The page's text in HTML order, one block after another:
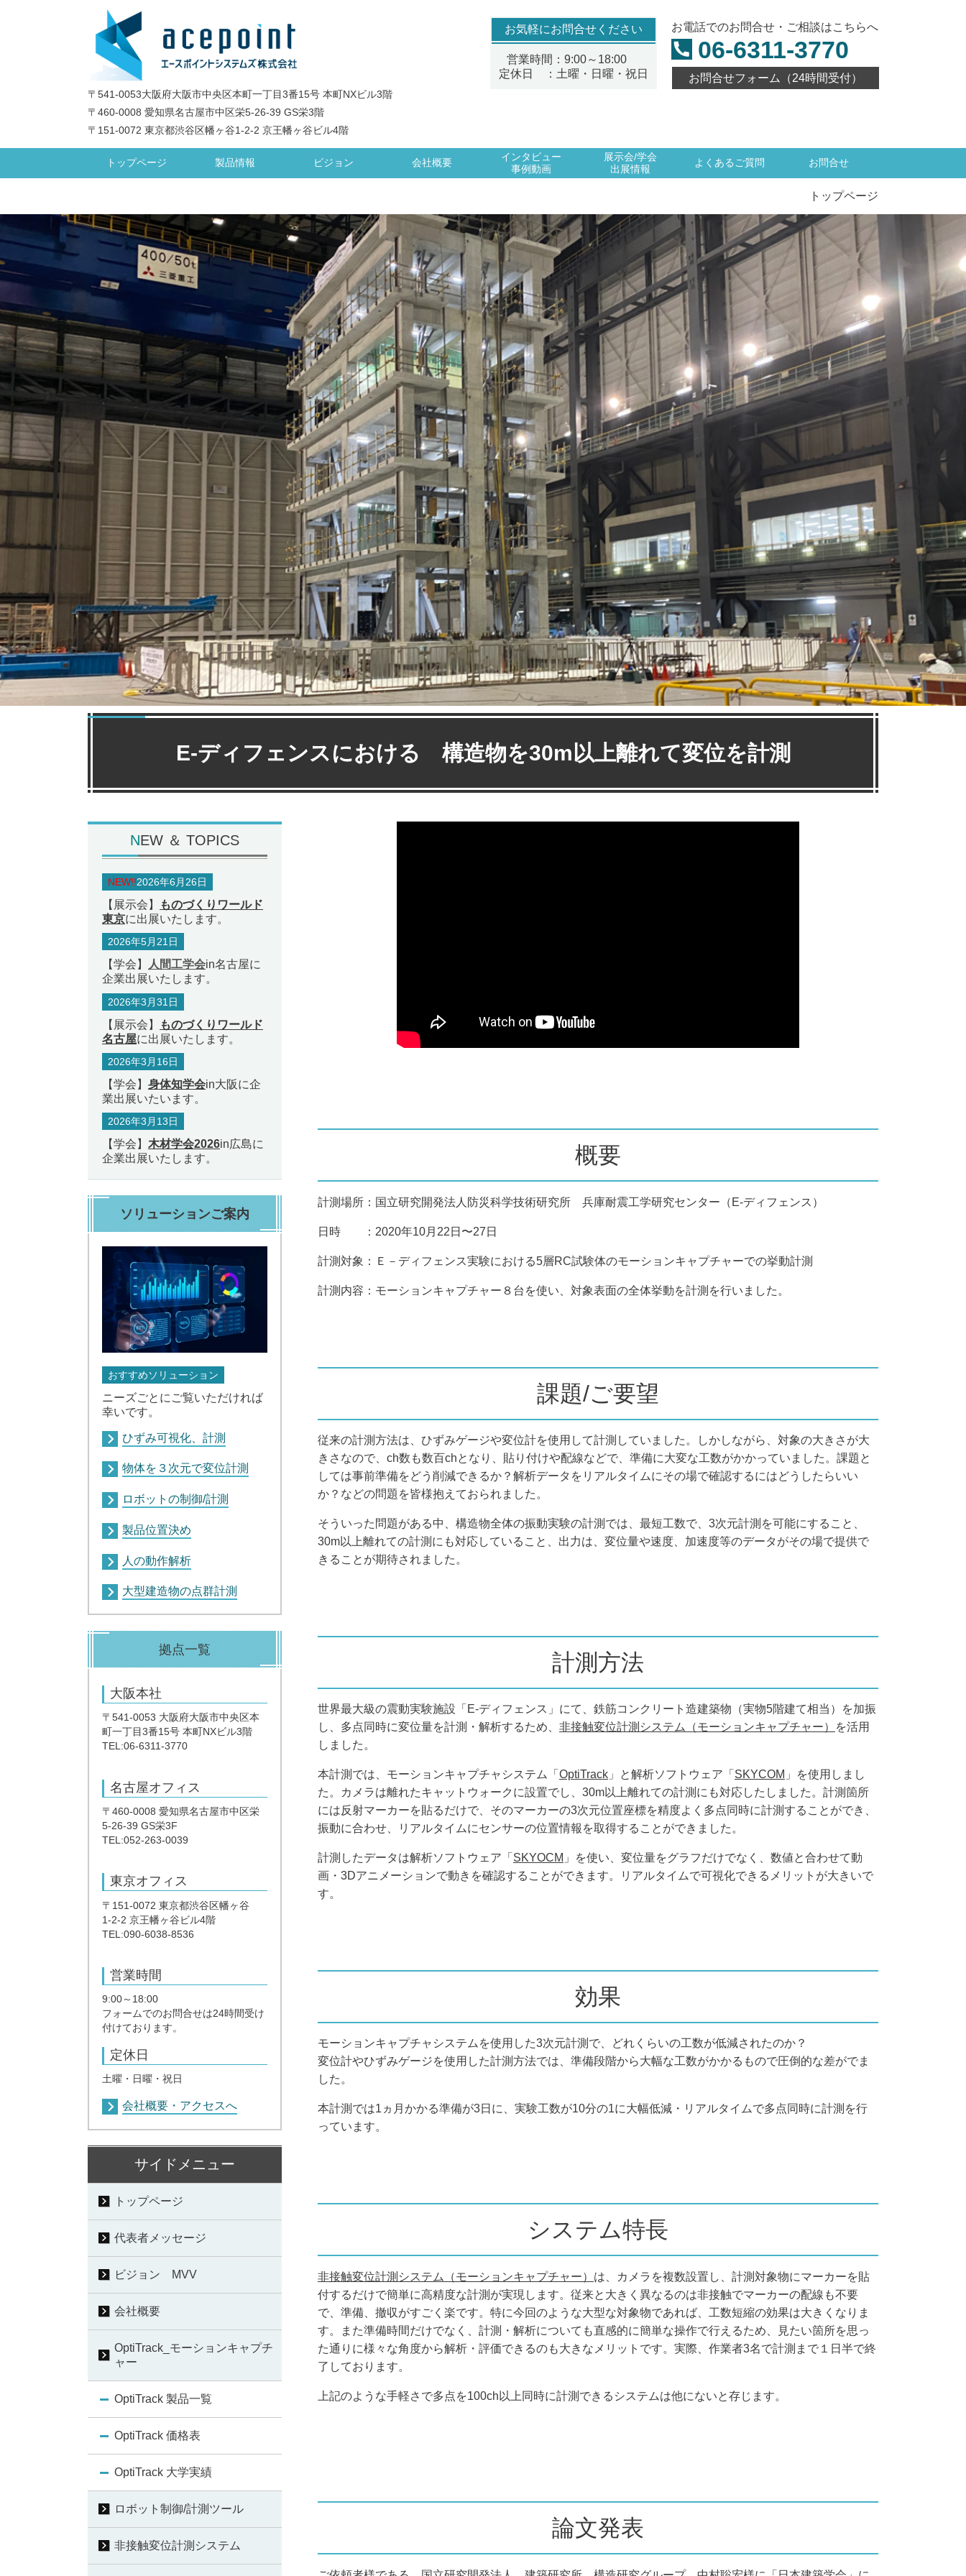
〒541-0053大阪府大阪市中央区本町一丁目3番15号 本町NXビル3階
〒460-0008 愛知県名古屋市中区栄5-26-39 GS栄3階
〒151-0072 東京都渋谷区幡ヶ谷1-2-2 京王幡ヶ谷ビル4階
お気軽にお問合せください
営業時間：9:00～18:00
定休日 ：土曜・日曜・祝日
お電話でのお問合せ・ご相談はこちらへ
06-6311-3770
お問合せフォーム（24時間受付）
トップページ 製品情報 ビジョン 会社概要
インタビュー
事例動画
展示会/学会
出展情報
よくあるご質問 お問合せ
トップページ
E-ディフェンスにおける 構造物を30m以上離れて変位を計測
概要
計測場所：国立研究開発法人防災科学技術研究所 兵庫耐震工学研究センター（E-ディフェンス）
日時 ：2020年10月22日〜27日
計測対象：Ｅ－ディフェンス実験における5層RC試験体のモーションキャプチャーでの挙動計測
計測内容：モーションキャプチャー８台を使い、対象表面の全体挙動を計測を行いました。
課題/ご要望
従来の計測方法は、ひずみゲージや変位計を使用して計測していました。しかしながら、対象の大きさが大
きさなので、ch数も数百chとなり、貼り付けや配線などで、準備に大変な工数がかかっていました。課題と
しては事前準備をどう削減できるか？解析データをリアルタイムにその場で確認するにはどうしたらいい
か？などの問題を皆様抱えておられました。
そういった問題がある中、構造物全体の振動実験の計測では、最短工数で、3次元計測を可能にすること、
30m以上離れての計測にも対応していること、出力は、変位量や速度、加速度等のデータがその場で提供で
きることが期待されました。
計測方法
世界最大級の震動実験施設「E-ディフェンス」にて、鉄筋コンクリート造建築物（実物5階建て相当）を加振
し、多点同時に変位量を計測・解析するため、 非接触変位計測システム（モーションキャプチャー）
を活用
しました。
本計測では、モーションキャプチャシステム「 OptiTrack 」と解析ソフトウェア「 SKYCOM 」を使用しまし
た。カメラは離れたキャットウォークに設置でし、30m以上離れての計測にも対応したしました。計測箇所
には反射マーカーを貼るだけで、そのマーカーの3次元位置座標を精度よく多点同時に計測することができ、
振動に合わせ、リアルタイムにセンサーの位置情報を取得することができました。
計測したデータは解析ソフトウェア「 SKYOCM 」を使い、変位量をグラフだけでなく、数値と合わせて動
画・ 3Dアニメーションで動きを確認することができます。リアルタイムで可視化できるメリットが大きいで
す。
効果
モーションキャプチャシステムを使用した3次元計測で、どれくらいの工数が低減されたのか？
変位計やひずみゲージを使用した計測方法では、準備段階から大幅な工数がかかるもので圧倒的な差がでま
した。
本計測では1ヵ月かかる準備が3日に、実験工数が10分の1に大幅低減・リアルタイムで多点同時に計測を行
っています。
システム特長
非接触変位計測システム（モーションキャプチャー） は、カメラを複数設置し、計測対象物にマーカーを貼
付するだけで簡単に高精度な計測が実現します。従来と大きく異なるのは非接触でマーカーの配線も不要
で、準備、撤収がすごく楽です。特に今回のような大型な対象物であれば、工数短縮の効果は大きくなりま
す。また準備時間だけでなく、計測・解析についても直感的に簡単な操作で行えるため、見たい箇所を思っ
た通りに様々な角度から解析・評価できるのも大きなメリットです。実際、作業者3名で計測まで１日半で終
了しております。
上記のような手軽さで多点を100ch以上同時に計測できるシステムは他にないと存じます。
論文発表
NEW ＆ TOPICS
NEW!!2026年6月26日
【展示会】
ものづくりワールド
東京に出展いたします。
2026年5月21日
【学会】 人間工学会in名古屋に
企業出展いたします。
2026年3月31日
【展示会】
ものづくりワールド
名古屋に出展いたします。
2026年3月16日
【学会】 身体知学会in大阪に企
業出展いたいます。
2026年3月13日
【学会】 木材学会2026in広島に
企業出展いたします。
ソリューションご案内
おすすめソリューション
ニーズごとにご覧いただければ
幸いです。
ひずみ可視化、計測
物体を３次元で変位計測
ロボットの制御/計測
製品位置決め
人の動作解析
大型建造物の点群計測
拠点一覧
大阪本社
〒541-0053 大阪府大阪市中央区本
町一丁目3番15号 本町NXビル3階
TEL:06-6311-3770
名古屋オフィス
〒460-0008 愛知県名古屋市中区栄
5-26-39 GS栄3F
TEL:052-263-0039
東京オフィス
〒151-0072 東京都渋谷区幡ヶ谷
1-2-2 京王幡ヶ谷ビル4階
TEL:090-6038-8536
営業時間
9:00～18:00
フォームでのお問合せは24時間受け
付けております。
定休日
土曜・日曜・祝日
会社概要・アクセスへ
サイドメニュー
トップページ
代表者メッセージ
ビジョン MVV
会社概要
OptiTrack_モーションキャプチ
ャー
OptiTrack 製品一覧
OptiTrack 価格表
OptiTrack 大学実績
ロボット制御/計測ツール
非接触変位計測システム